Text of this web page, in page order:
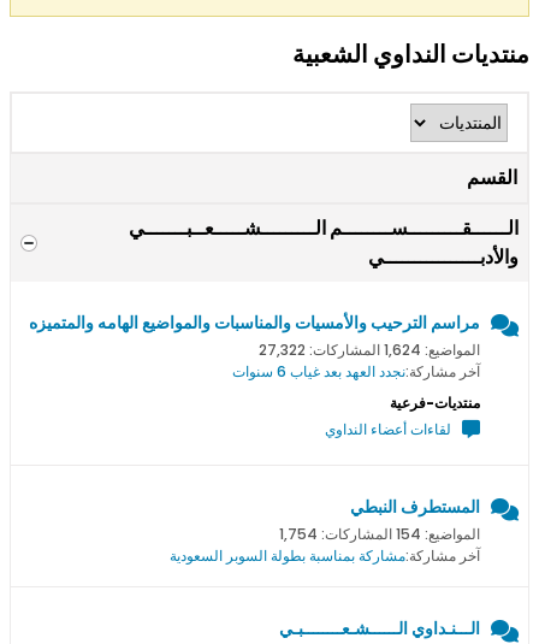
منتديات النداوي الشعبية
القسم
الــــــقـــــــــســــــــم الـــــــــشـــــعــبـــــــي
والأدبــــــــــــــــي
مراسم الترحيب والأمسيات والمناسبات والمواضيع الهامه والمتميزه
المواضيع: 1,624 المشاركات: 27,322
آخر مشاركة:نجدد العهد بعد غياب 6 سنوات
منتديات-فرعية
لقاءات أعضاء النداوي
المستطرف النبطي
المواضيع: 154 المشاركات: 1,754
آخر مشاركة:مشاركة بمناسبة بطولة السوبر السعودية
الـــنـداوي الــــــشـعــــــــبـي